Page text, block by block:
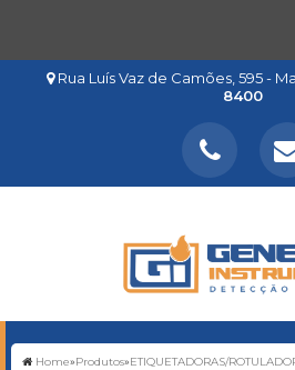
Rua Luís Vaz de Camões, 595 -
8400
Home»Produtos»ETIQUETADORAS/